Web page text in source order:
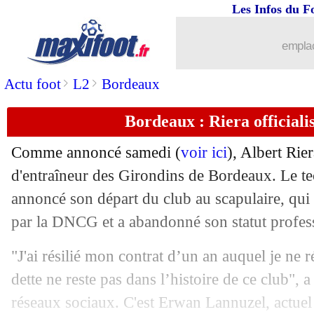
Actu foot> L2 > Bordeaux
Les Infos du
Bordeaux : Riera
Comme annoncé samedi (voir ici), Albert
d'entraîneur des Girondins de Bordeaux. Le
annoncé son départ du club au scapulaire,
par la DNCG et a abandonné son statut
"J'ai résilié mon contrat d’un an auquel je ne
dette ne reste pas dans l’histoire de ce club",
réseaux sociaux. C'est Erwan Lannuzel,
: la Lazio sur Cherki ?
29/07 Strasbourg: trois joueurs poussés
29/07 Barça : Vitor Roque recale Al-Hilal
: pessimisme pour Henrique
29/07 Lyon: un partenariat avec un club
29/07 Barça : Flick relance le dossier Félix
29/07 Monza: Keylor Navas va signer